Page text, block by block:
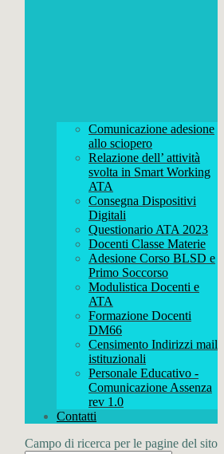
Comunicazione adesione
allo sciopero
Relazione dell’ attività
svolta in Smart Working
ATA
Consegna Dispositivi
Digitali
Questionario ATA 2023
Docenti Classe Materie
Adesione Corso BLSD e
Primo Soccorso
Modulistica Docenti e
ATA
Formazione Docenti
DM66
Censimento Indirizzi mail
istituzionali
Personale Educativo -
Comunicazione Assenza
rev 1.0
Contatti
Campo di ricerca per le pagine del sito